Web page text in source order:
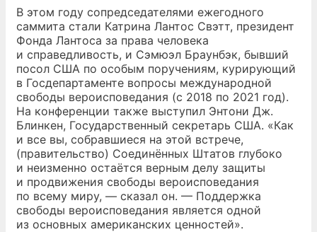
В этом году сопредседателями ежегодного
саммита стали Катрина Лантос Свэтт, президент
Фонда Лантоса за права человека
и справедливость, и Сэмюэл Браунбэк, бывший
посол США по особым поручениям, курирующий
в Госдепартаменте вопросы международной
свободы вероисповедания (с 2018 по 2021 год).
На конференции также выступил Энтони Дж.
Блинкен, Государственный секретарь США. «Как
и все вы, собравшиеся на этой встрече,
(правительство) Соединённых Штатов глубоко
и неизменно остаётся верным делу защиты
и продвижения свободы вероисповедания
по всему миру, — сказал он. — Поддержка
свободы вероисповедания является одной
из основных американских ценностей».